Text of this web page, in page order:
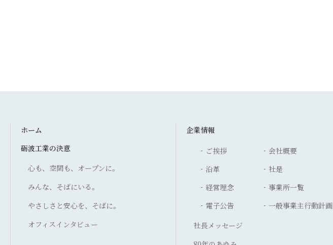
ホーム
砺波工業の決意
心も、空間も、オープンに。
みんな、そばにいる。
やさしさと安心を、そばに。
オフィスインタビュー
企業情報
ご挨拶
会社概要
沿革
社是
経営理念
事業所一覧
電子公告
一般事業主行動計画
社長メッセージ